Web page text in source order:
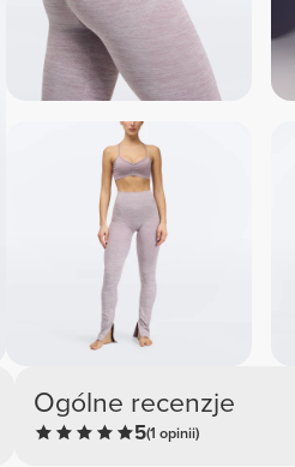
Ogólne recenzje
5(1 opinii)